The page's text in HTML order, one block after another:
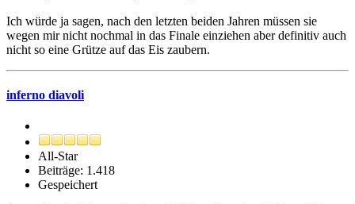
Ich würde ja sagen, nach den letzten beiden Jahren müssen sie
wegen mir nicht nochmal in das Finale einziehen aber definitiv auch
nicht so eine Grütze auf das Eis zaubern.
inferno diavoli
All-Star
Beiträge: 1.418
Gespeichert